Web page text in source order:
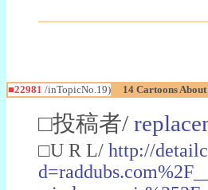
■22981 /inTopicNo.19) 14 Cartoons
□投稿者/
□U R L/ http://